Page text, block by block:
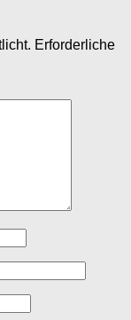
Erforderliche